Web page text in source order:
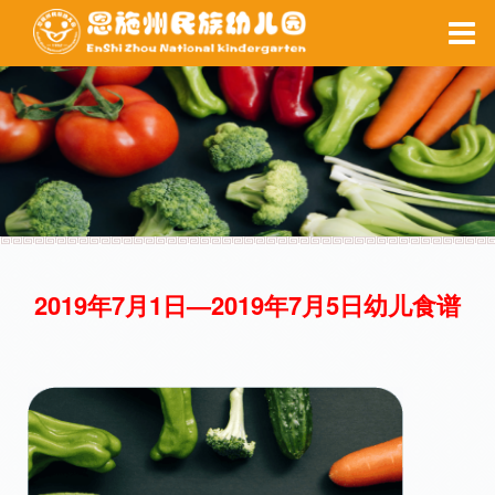
家园互动
备课系统
每周食谱
健康之窗
当前位置 ：网站首页 > 后勤保障 > 每周食谱
每周食谱
2019年7月1日—2019年7月5日幼儿食谱